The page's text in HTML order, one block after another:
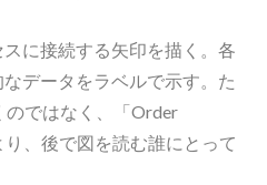
に接続する矢印を描く。各
データをラベルで示す。た
のではなく、「Order
、後で図を読む誰にとって